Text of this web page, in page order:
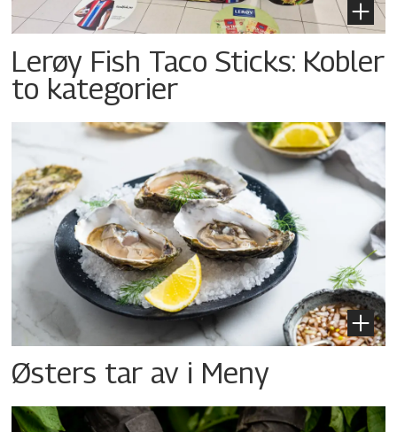
Lerøy Fish Taco Sticks: Kobler
to kategorier
Østers tar av i Meny